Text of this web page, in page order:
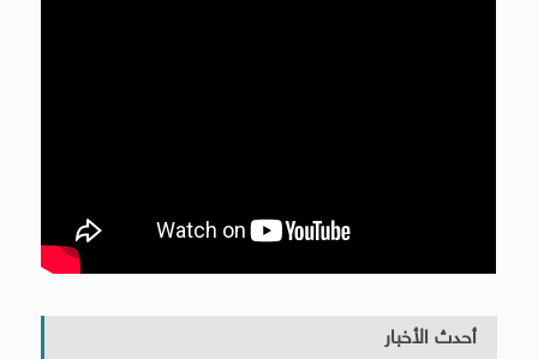
أحدث الأخبار